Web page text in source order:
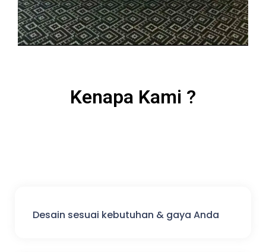
Kenapa Kami ?
Desain sesuai kebutuhan & gaya Anda